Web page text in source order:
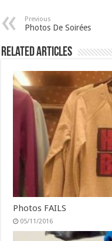
Previous
Photos De Soirées
Related Articles
Photos FAILS
05/11/2016